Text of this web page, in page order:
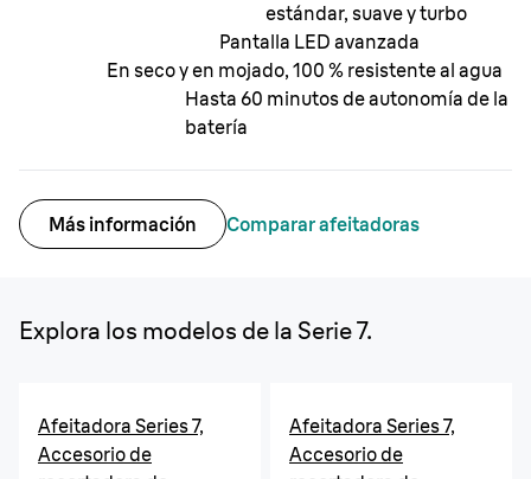
estándar, suave y turbo
Pantalla LED avanzada
En seco y en mojado, 100 % resistente al agua
Hasta 60 minutos de autonomía de la
batería
Más información Comparar afeitadoras
Explora los modelos de la Serie 7.
Afeitadora Series 7,
Accesorio de
Afeitadora Series 7,
Accesorio de